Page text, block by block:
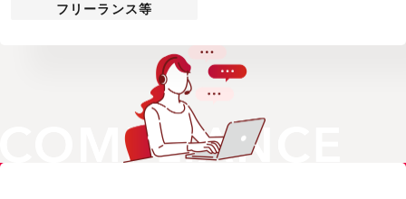
フリーランス等